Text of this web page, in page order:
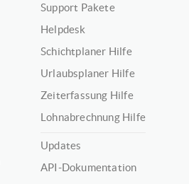
Support Pakete
Helpdesk
Schichtplaner Hilfe
Urlaubsplaner Hilfe
Zeiterfassung Hilfe
Lohnabrechnung Hilfe
Updates
API-Dokumentation